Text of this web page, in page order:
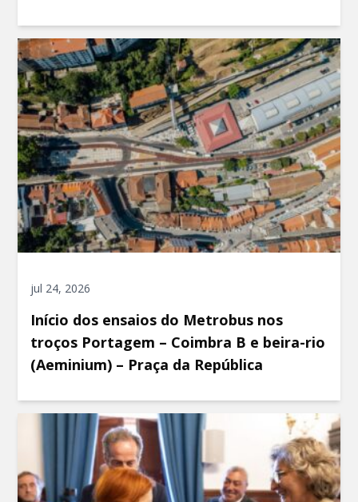
jul 24, 2026
Início dos ensaios do Metrobus nos
troços Portagem – Coimbra B e beira-rio
(Aeminium) – Praça da República